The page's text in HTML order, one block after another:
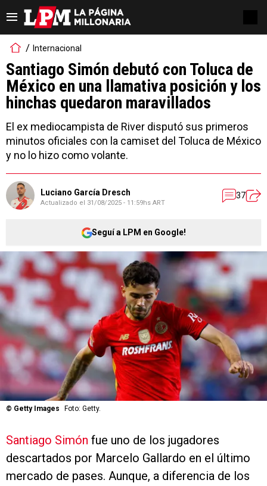
Internacional
Santiago Simón debutó con Toluca de
México en una llamativa posición y los
hinchas quedaron maravillados
El ex mediocampista de River disputó sus primeros
minutos oficiales con la camiset del Toluca de México
y no lo hizo como volante.
Luciano García Dresch
Actualizado el 31/08/2025 - 11:59hs ART
37
Seguí a LPM en Google!
© Getty Images Foto: Getty.
Santiago Simón fue uno de los jugadores
descartados por Marcelo Gallardo en el último
mercado de pases. Aunque, a diferencia de los